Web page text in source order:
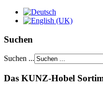
Suchen
Suchen ...
Das KUNZ-Hobel